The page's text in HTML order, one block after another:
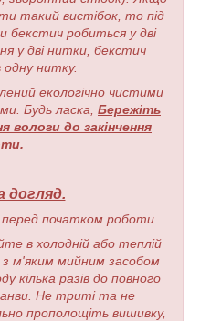
такий вистібок, то під
бекстич робиться у дві
у дві нитки, бекстич
одну нитку.
екологічно чистими
Будь ласка, Бережіть
вологи до закінчення
догляд.
початком роботи.
в холодній або теплій
з м'яким мийним засобом
кілька разів до повного
Не триті та не
прополощіть вишивку,